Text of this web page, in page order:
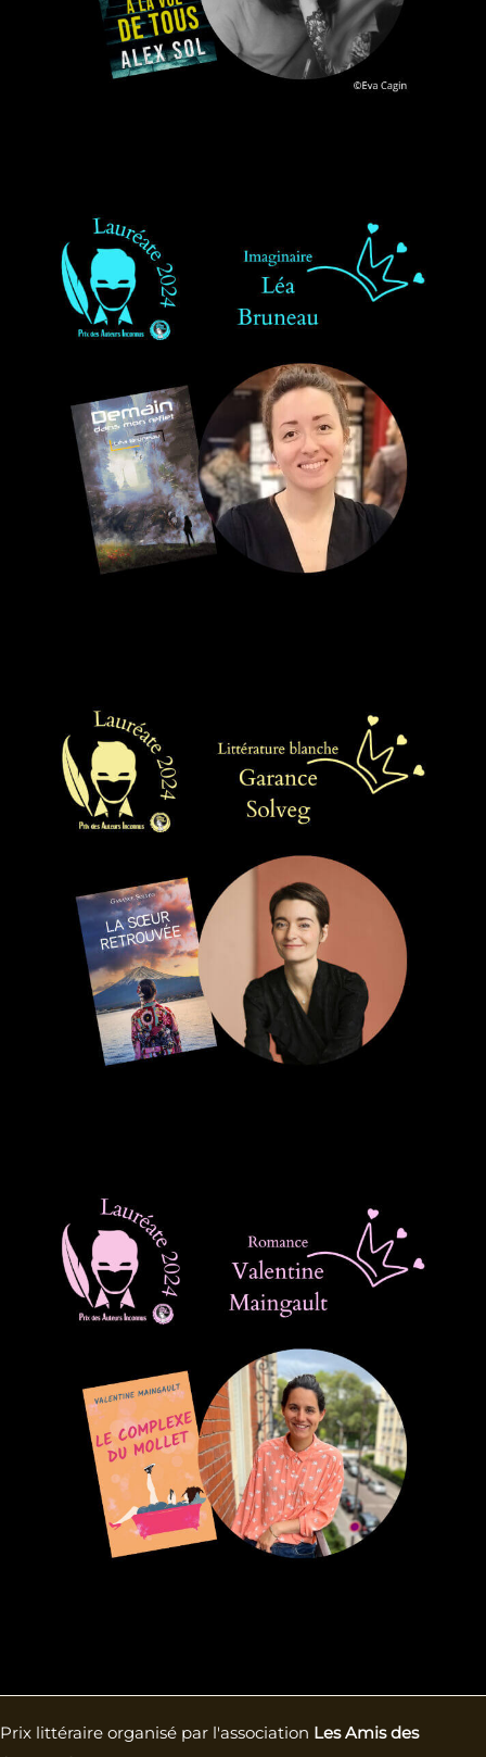
Prix littéraire organisé par l'association Les Amis des